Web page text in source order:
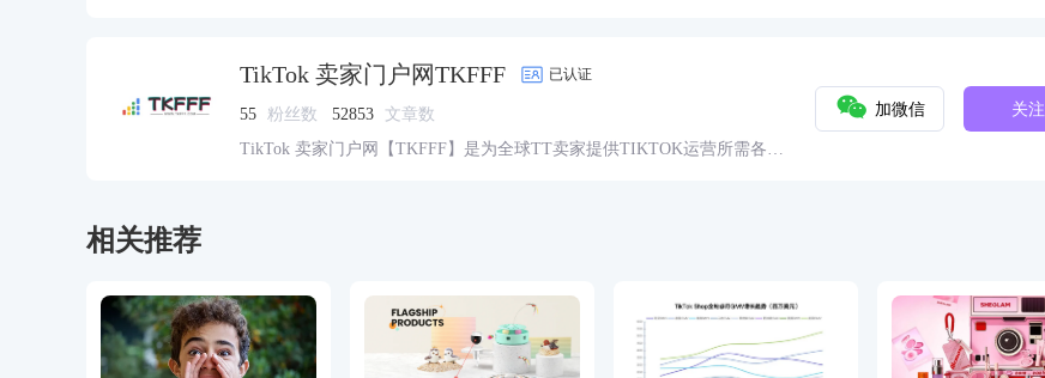
TikTok 卖家门户网TKFFF 已认证
55 粉丝数 52853
文章数
TikTok 卖家门户网【TKFFF】是为全球TT卖家提供TIKTOK运营所需各种
加微信 关注
相关推荐